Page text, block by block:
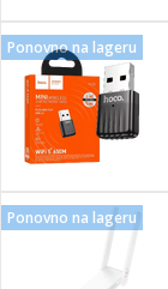
...
grla
kamere
IP
Ponovno na lageru
Ponovno na lageru